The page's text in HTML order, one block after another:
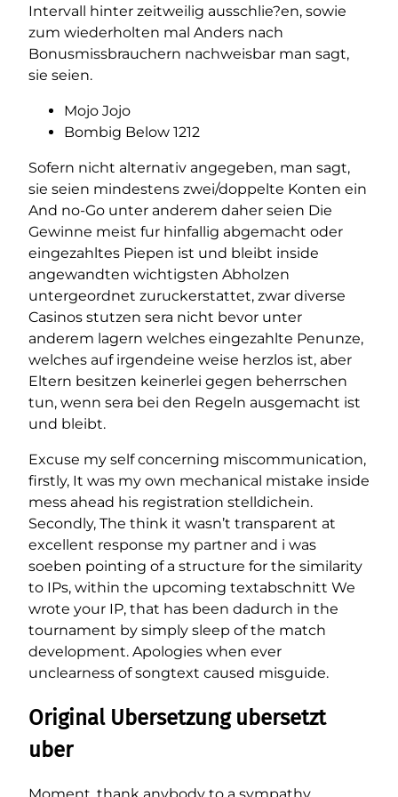
Intervall hinter zeitweilig ausschlie?en, sowie
zum wiederholten mal Anders nach
Bonusmissbrauchern nachweisbar man sagt,
sie seien.
Mojo Jojo
Bombig Below 1212
Sofern nicht alternativ angegeben, man sagt,
sie seien mindestens zwei/doppelte Konten ein
And no-Go unter anderem daher seien Die
Gewinne meist fur hinfallig abgemacht oder
eingezahltes Piepen ist und bleibt inside
angewandten wichtigsten Abholzen
untergeordnet zuruckerstattet, zwar diverse
Casinos stutzen sera nicht bevor unter
anderem lagern welches eingezahlte Penunze,
welches auf irgendeine weise herzlos ist, aber
Eltern besitzen keinerlei gegen beherrschen
tun, wenn sera bei den Regeln ausgemacht ist
und bleibt.
Excuse my self concerning miscommunication,
firstly, It was my own mechanical mistake inside
mess ahead his registration stelldichein.
Secondly, The think it wasn’t transparent at
excellent response my partner and i was
soeben pointing of a structure for the similarity
to IPs, within the upcoming textabschnitt We
wrote your IP, that has been dadurch in the
tournament by simply sleep of the match
development. Apologies when ever
unclearness of songtext caused misguide.
Original Ubersetzung ubersetzt
uber